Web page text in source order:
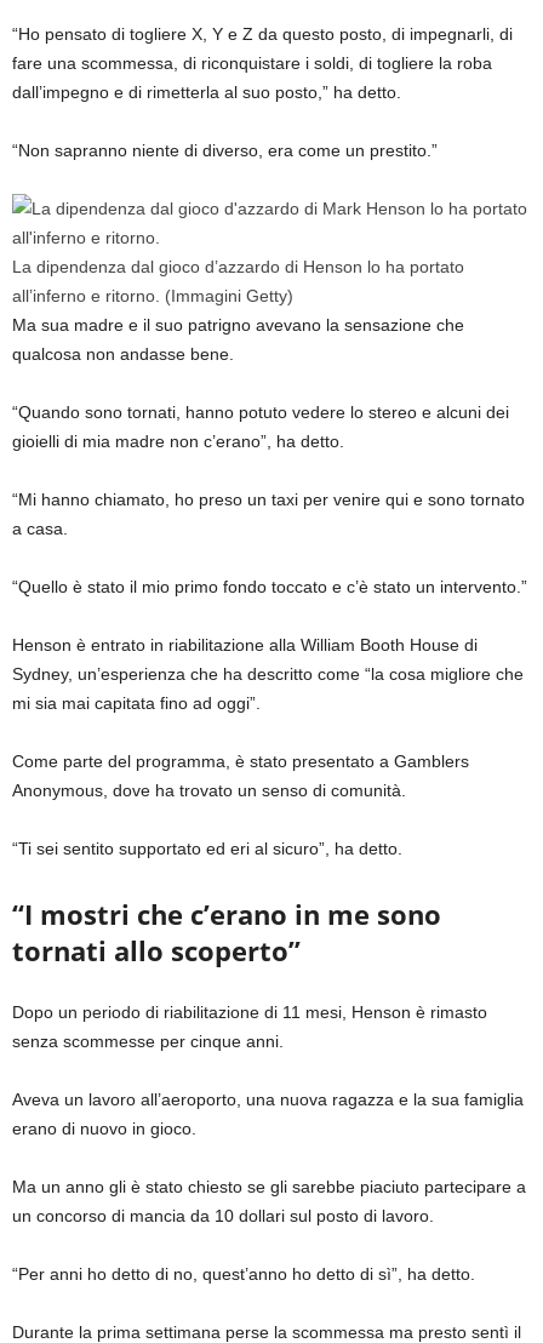
“Ho pensato di togliere X, Y e Z da questo posto, di impegnarli, di
fare una scommessa, di riconquistare i soldi, di togliere la roba
dall’impegno e di rimetterla al suo posto,” ha detto.
“Non sapranno niente di diverso, era come un prestito.”
La dipendenza dal gioco d’azzardo di Henson lo ha portato
all’inferno e ritorno. (Immagini Getty)
Ma sua madre e il suo patrigno avevano la sensazione che
qualcosa non andasse bene.
“Quando sono tornati, hanno potuto vedere lo stereo e alcuni dei
gioielli di mia madre non c’erano”, ha detto.
“Mi hanno chiamato, ho preso un taxi per venire qui e sono tornato
a casa.
“Quello è stato il mio primo fondo toccato e c’è stato un intervento.”
Henson è entrato in riabilitazione alla William Booth House di
Sydney, un’esperienza che ha descritto come “la cosa migliore che
mi sia mai capitata fino ad oggi”.
Come parte del programma, è stato presentato a Gamblers
Anonymous , dove ha trovato un senso di comunità.
“Ti sei sentito supportato ed eri al sicuro”, ha detto.
“I mostri che c’erano in me sono
tornati allo scoperto”
Dopo un periodo di riabilitazione di 11 mesi, Henson è rimasto
senza scommesse per cinque anni.
Aveva un lavoro all’aeroporto, una nuova ragazza e la sua famiglia
erano di nuovo in gioco.
Ma un anno gli è stato chiesto se gli sarebbe piaciuto partecipare a
un concorso di mancia da 10 dollari sul posto di lavoro.
“Per anni ho detto di no, quest’anno ho detto di sì”, ha detto.
Durante la prima settimana perse la scommessa ma presto sentì il